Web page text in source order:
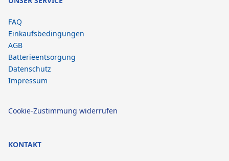
FAQ
Einkaufsbedingungen
AGB
Batterieentsorgung
Datenschutz
Impressum
Cookie-Zustimmung widerrufen
KONTAKT